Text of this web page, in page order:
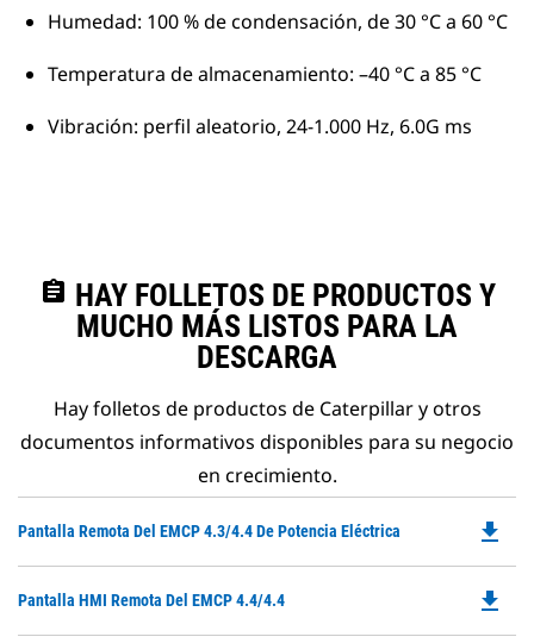
Humedad: 100 % de condensación, de 30 °C a 60 °C
Temperatura de almacenamiento: –40 °C a 85 °C
Vibración: perfil aleatorio, 24-1.000 Hz, 6.0G ms
assignment HAY FOLLETOS DE PRODUCTOS Y
MUCHO MÁS LISTOS PARA LA
DESCARGA
Hay folletos de productos de Caterpillar y otros
documentos informativos disponibles para su negocio
en crecimiento.
Pantalla Remota Del EMCP 4.3/4.4 De Potencia Eléctrica
a
file_download
Pantalla HMI Remota Del EMCP 4.4/4.4 file_download